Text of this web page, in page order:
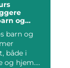
og
barn og
både i
og hjem.